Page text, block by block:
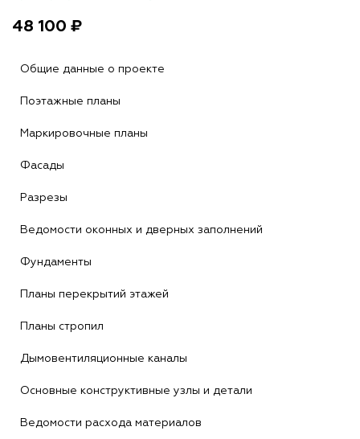
48 100 ₽
Общие данные о проекте
Поэтажные планы
Маркировочные планы
Фасады
Разрезы
Ведомости оконных и дверных заполнений
Фундаменты
Планы перекрытий этажей
Планы стропил
Дымовентиляционные каналы
Основные конструктивные узлы и детали
Ведомости расхода материалов